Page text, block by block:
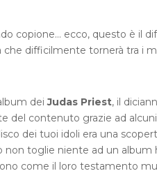
copione… ecco, questo è il
che difficilmente tornerà tra i
deiJudas Priest, il
del contenuto grazie ad
dei tuoi idoli era una
non toglie niente ad un
come il loro testamento